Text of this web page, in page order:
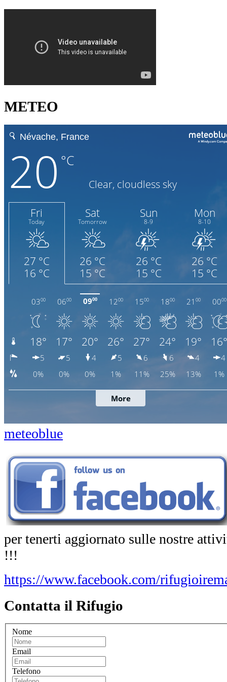
METEO
meteoblue
per tenerti aggiornato sulle nostre
!!!
https://www.facebook.com/
Contatta il Rifugio
Nome
Email
Telefono